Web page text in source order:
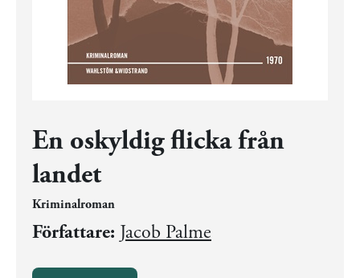
En oskyldig flicka från
landet
Kriminalroman
Författare: Jacob Palme